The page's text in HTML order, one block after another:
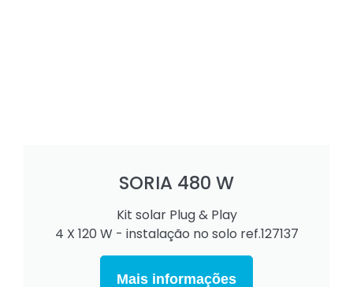
SORIA 480 W
Kit solar Plug & Play
4 X 120 W - instalação no solo ref.127137
Mais informações